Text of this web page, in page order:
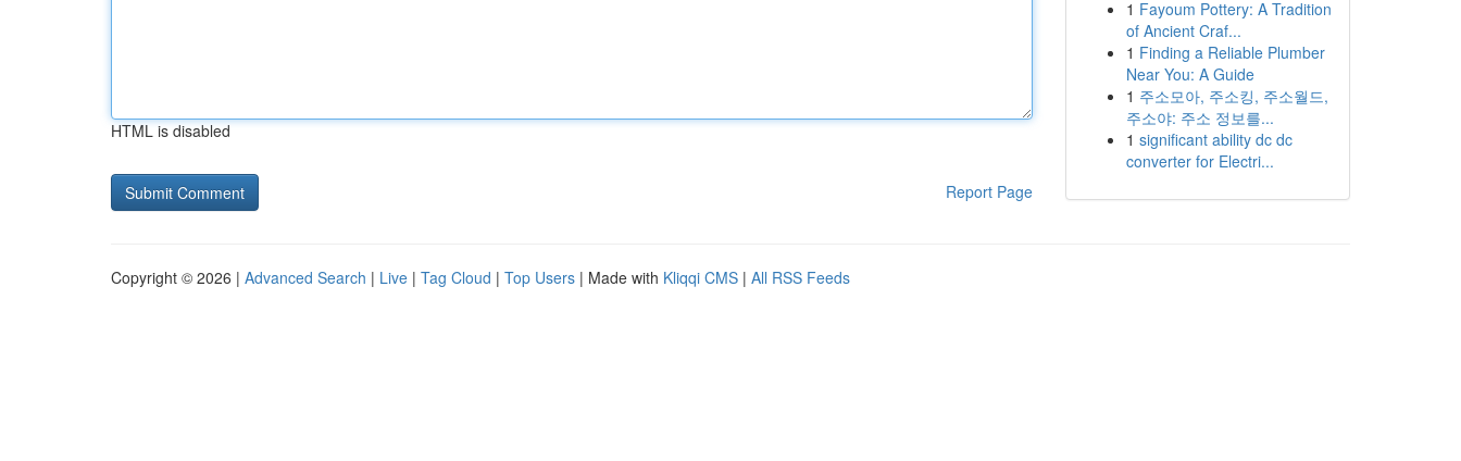
HTML is disabled
Report Page
1 Fayoum Pottery: A Tradition
of Ancient Craf...
1 Finding a Reliable Plumber
Near You: A Guide
1 주소모아, 주소킹, 주소월드,
주소야: 주소 정보를...
1 significant ability dc dc
converter for Electri...
Copyright © 2026 | Advanced Search | Live | Tag Cloud | Top Users | Made with Kliqqi CMS | All RSS Feeds